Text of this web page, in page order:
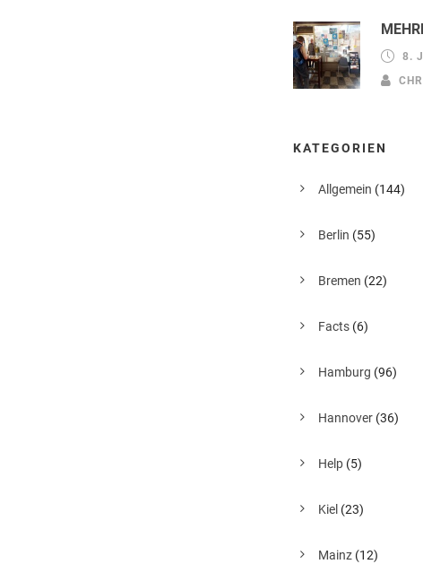
8.
KATEGORIEN
Allgemein (144)
Berlin (55)
Bremen (22)
Facts (6)
Hamburg (96)
Hannover (36)
Help (5)
Kiel (23)
Mainz (12)